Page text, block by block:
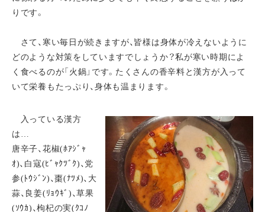
りです。
さて、寒い毎日が続きますが、皆様は身体が冷えないように
どのような対策をしていますでしょうか？私が寒い時期によ
く食べるのが「火鍋」です。たくさんの香辛料と漢方が入って
いて栄養もたっぷり、身体も温まります。
入っている漢方
は…
唐辛子、花椒(ﾎｱｼﾞｬ
ｵ)、白寇(ﾋﾞｬｸﾂﾞｸ)、党
参(ﾄｳｼﾞﾝ)、棗(ﾅﾂﾒ)、大
蒜、良姜(ﾘｮｳｷﾞ)、草果
(ｿｳｶ)、枸杞の実(ｸｺﾉ